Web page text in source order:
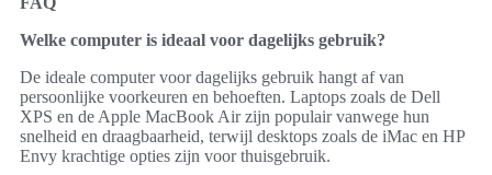
Welke computer is ideaal voor dagelijks gebruik?
De ideale computer voor dagelijks gebruik hangt af van
persoonlijke voorkeuren en behoeften. Laptops zoals de Dell
XPS en de Apple MacBook Air zijn populair vanwege hun
snelheid en draagbaarheid, terwijl desktops zoals de iMac en HP
Envy krachtige opties zijn voor thuisgebruik.